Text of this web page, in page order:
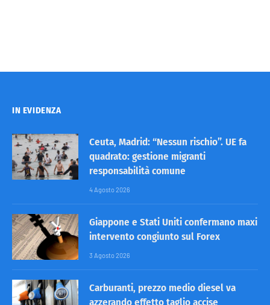
IN EVIDENZA
Ceuta, Madrid: “Nessun rischio”. UE fa
quadrato: gestione migranti
responsabilità comune
4 Agosto 2026
Giappone e Stati Uniti confermano maxi
intervento congiunto sul Forex
3 Agosto 2026
Carburanti, prezzo medio diesel va
azzerando effetto taglio accise